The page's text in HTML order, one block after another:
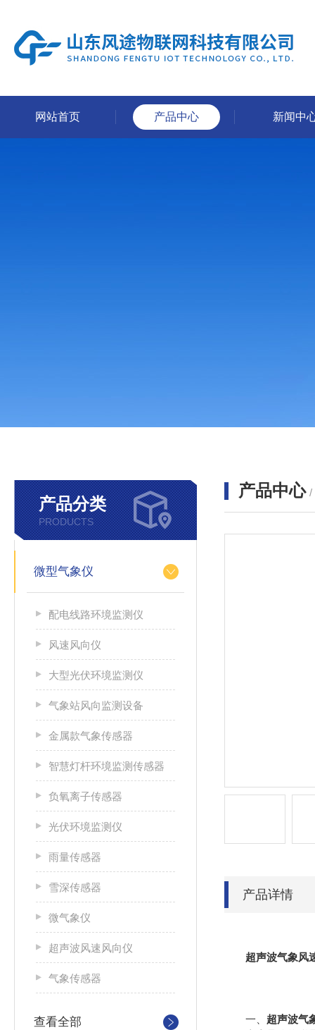
网站首页 产品中心 新闻中
产品分类
PRODUCTS
微型气象仪
配电线路环境监测仪
风速风向仪
大型光伏环境监测仪
气象站风向监测设备
金属款气象传感器
智慧灯杆环境监测传感器
负氧离子传感器
光伏环境监测仪
雨量传感器
雪深传感器
微气象仪
超声波风速风向仪
气象传感器
查看全部
产品中心 /
产品详情
超声波气象风
一、 超声波气